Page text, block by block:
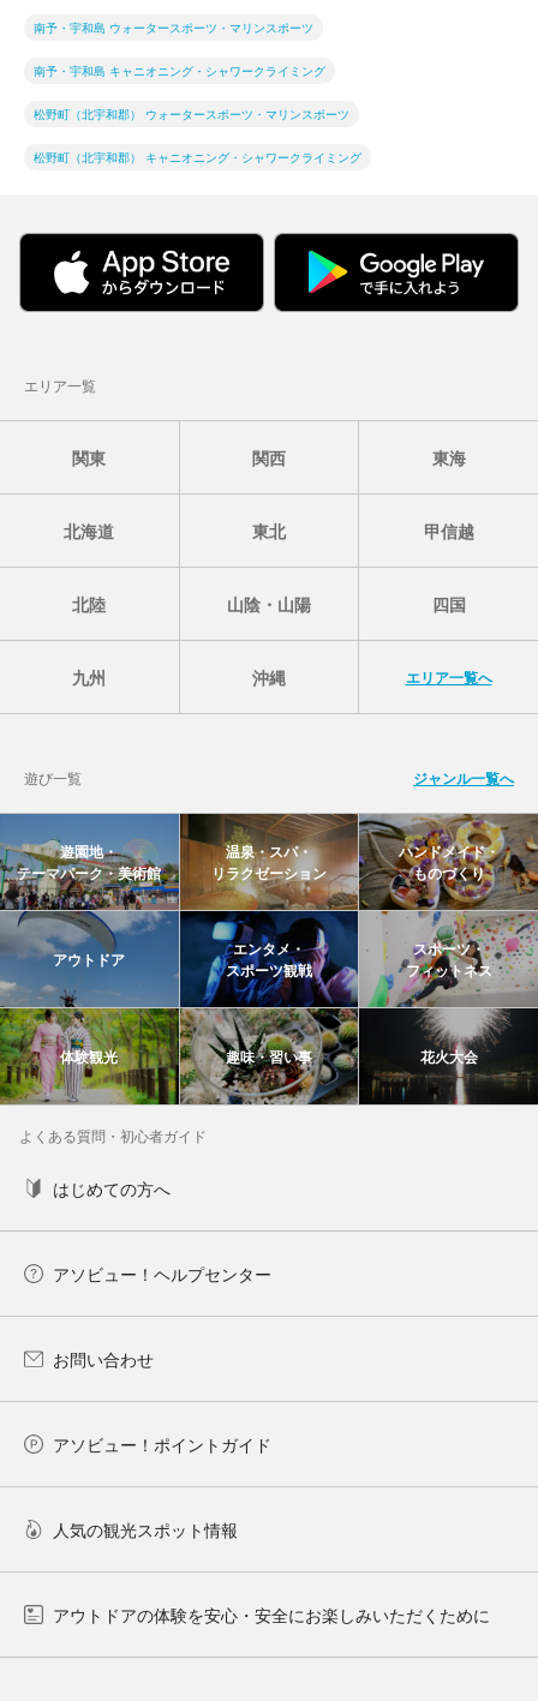
南予・宇和島 ウォータースポーツ・マリンスポーツ
南予・宇和島 キャニオニング・シャワークライミング
松野町（北宇和郡） ウォータースポーツ・マリンスポーツ
松野町（北宇和郡） キャニオニング・シャワークライミング
エリア一覧
関東 関西 東海
北海道 東北 甲信越
北陸 山陰・山陽 四国
九州 沖縄 エリア一覧へ
遊び一覧 ジャンル一覧へ
遊園地・
テーマパーク・美術館
温泉・スパ・
リラクゼーション
ハンドメイド・
ものづくり
アウトドア
エンタメ・
スポーツ観戦
スポーツ・
フィットネス
体験観光 趣味・習い事 花火大会
よくある質問・初心者ガイド
はじめての方へ
アソビュー！ヘルプセンター
お問い合わせ
アソビュー！ポイントガイド
人気の観光スポット情報
アウトドアの体験を安心・安全にお楽しみいただくために